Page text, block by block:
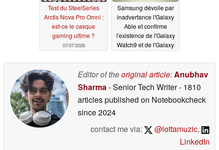
Test du SteelSeries
Arctis Nova Pro Omni :
est-ce le casque
gaming ultime ?
07/07/2026
Samsung dévoile par
inadvertance l'Galaxy
Able et confirme
l'existence de l'Galaxy
Watch9 et de l'Galaxy
Editor of theoriginal article:Anubhav
Sharma- Senior Tech Writer- 1810
articles published on Notebookcheck
since 2024
contact me via:
@lottamuzic,
LinkedIn